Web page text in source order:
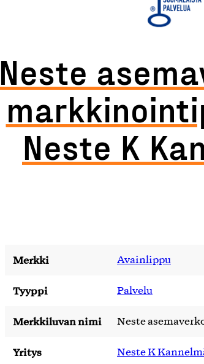
Neste
Neste K
Merkki Avainlippu
Tyyppi Palvelu
Merkkiluvan nimi Neste
Yritys Neste K